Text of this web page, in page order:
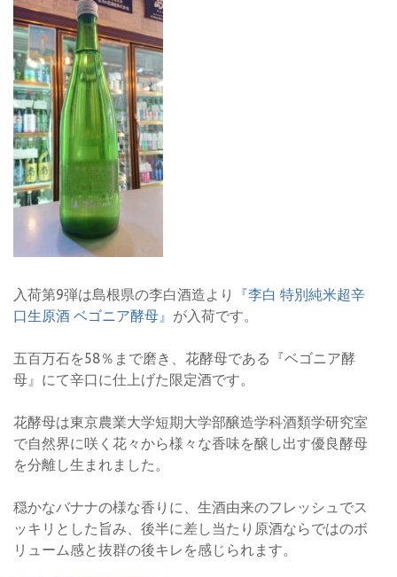
入荷第9弾は島根県の李白酒造より
『李白 特別純米超辛
口生原酒 ベゴニア酵母』 が入荷です。
五百万石を58％まで磨き、花酵母である『ベゴニア酵
母』にて辛口に仕上げた限定酒です。
花酵母は東京農業大学短期大学部醸造学科酒類学研究室
で自然界に咲く花々から様々な香味を醸し出す優良酵母
を分離し生まれました。
穏かなバナナの様な香りに、生酒由来のフレッシュでス
ッキリとした旨み、後半に差し当たり原酒ならではのボ
リューム感と抜群の後キレを感じられます。